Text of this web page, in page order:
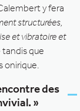
y fera
structurées,
et vibratoire et
tandis que
onirique.
des
»